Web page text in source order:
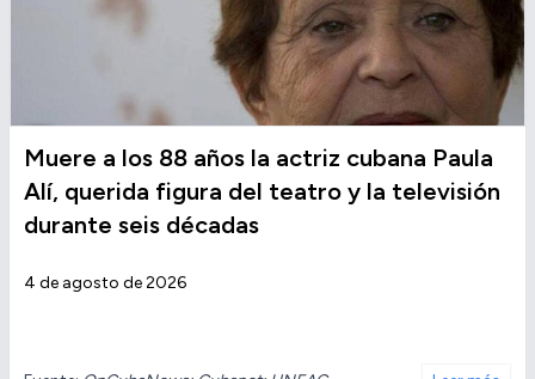
Muere a los 88 años la actriz cubana Paula
Alí, querida figura del teatro y la televisión
durante seis décadas
4 de agosto de 2026